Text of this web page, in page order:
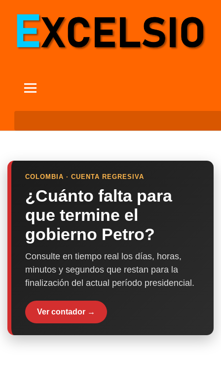
COLOMBIA · CUENTA REGRESIVA
¿Cuánto falta para
que termine el
gobierno Petro?
Consulte en tiempo real los días, horas,
minutos y segundos que restan para la
finalización del actual período presidencial.
Ver contador →